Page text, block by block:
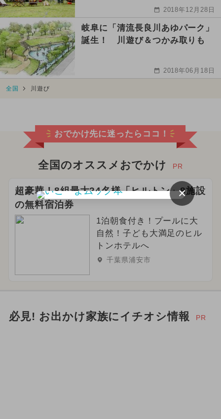
2018年12月28日
岐阜に「清流長良川あゆパーク」
誕生！ 川遊び＆つかみ取りも
2018年06月18日
全国 川遊び
おでかけ先に迷ったらココ！
全国のオススメおでかけ PR
超豪華！8組最大24名様「ヒルトン」8施設
の無料宿泊券
1泊朝食付き！プールに大
自然！子ども大満足のヒル
トンホテルへ
千葉県浦安市
必見! お出かけ家族にイチオシ情報 PR
×